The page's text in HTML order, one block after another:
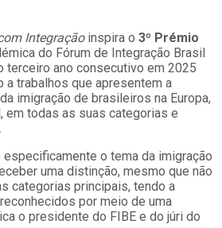
Integração inspira o 3º Prémio
do Fórum de Integração Brasil
terceiro ano consecutivo em 2025
a trabalhos que apresentem a
imigração de brasileiros na Europa,
em todas as suas categorias e
especificamente o tema da imigração
uma distinção, mesmo que não
categorias principais, tendo a
por meio de uma
o presidente do FIBE e do júri do